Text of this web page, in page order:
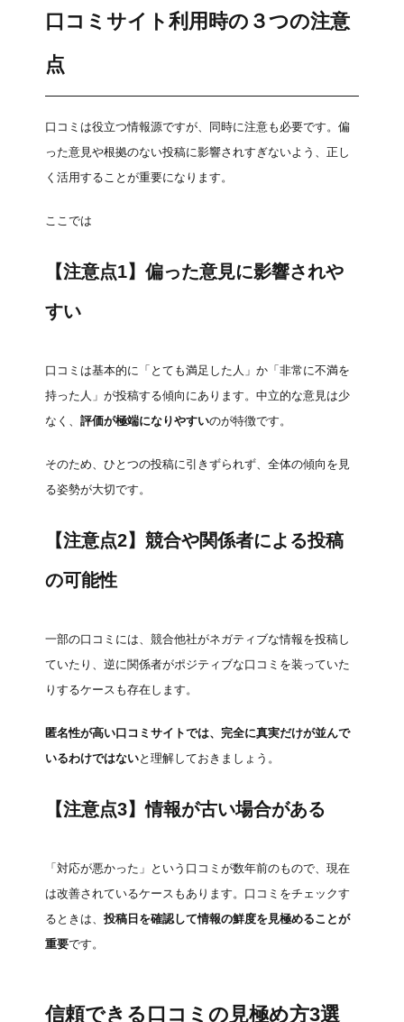
口コミサイト利用時の３つの注意
点
口コミは役立つ情報源ですが、同時に注意も必要です。偏
った意見や根拠のない投稿に影響されすぎないよう、正し
く活用することが重要になります。
ここでは
【注意点1】偏った意見に影響されや
すい
口コミは基本的に「とても満足した人」か「非常に不満を
持った人」が投稿する傾向にあります。中立的な意見は少
なく、 評価が極端になりやすいのが特徴です。
そのため、ひとつの投稿に引きずられず、全体の傾向を見
る姿勢が大切です。
【注意点2】競合や関係者による投稿
の可能性
一部の口コミには、競合他社がネガティブな情報を投稿し
ていたり、逆に関係者がポジティブな口コミを装っていた
りするケースも存在します。
匿名性が高い口コミサイトでは、完全に真実だけが並んで
いるわけではないと理解しておきましょう。
【注意点3】情報が古い場合がある
「対応が悪かった」という口コミが数年前のもので、現在
は改善されているケースもあります。口コミをチェックす
るときは、 投稿日を確認して情報の鮮度を見極めることが
重要です。
信頼できる口コミの見極め方3選